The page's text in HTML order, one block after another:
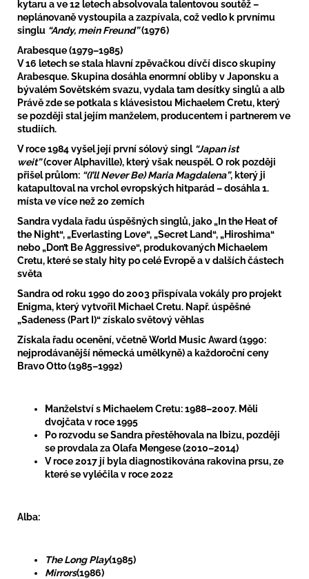
kytaru a ve 12 letech absolvovala talentovou soutěž –
neplánovaně vystoupila a zazpívala, což vedlo k prvnímu
singlu “Andy, mein Freund”(1976)
Arabesque (1979–1985)
V 16 letech se stala hlavní zpěvačkou dívčí disco skupiny
Arabesque. Skupina dosáhla enormní obliby v Japonsku a
bývalém Sovětském svazu, vydala tam desítky singlů a alb
Právě zde se potkala s klávesistou Michaelem Cretu, který
se později stal jejím manželem, producentem i partnerem ve
studiích.
V roce 1984 vyšel její první sólový singl “Japan ist
weit”(cover Alphaville), který však neuspěl. O rok později
přišel průlom: “(I’ll Never Be) Maria Magdalena”, který ji
katapultoval na vrchol evropských hitparád – dosáhla 1.
místa ve více než 20 zemích
Sandra vydala řadu úspěšných singlů, jako „In the Heat of
the Night“, „Everlasting Love“, „Secret Land“, „Hiroshima“
nebo „Don’t Be Aggressive“, produkovaných Michaelem
Cretu, které se staly hity po celé Evropě a v dalších částech
světa
Sandra od roku 1990 do 2003 přispívala vokály pro projekt
Enigma, který vytvořil Michael Cretu. Např. úspěšné
„Sadeness (Part I)“ získalo světový věhlas
Získala řadu ocenění, včetně World Music Award (1990:
nejprodávanější německá umělkyně) a každoroční ceny
Bravo Otto (1985–1992)
Manželství s Michaelem Cretu: 1988–2007. Měli
dvojčata v roce 1995
Po rozvodu se Sandra přestěhovala na Ibizu, později
se provdala za Olafa Mengese (2010–2014)
V roce 2017 jí byla diagnostikována rakovina prsu, ze
které se vyléčila v roce 2022
Alba:
The Long Play(1985)
Mirrors(1986)